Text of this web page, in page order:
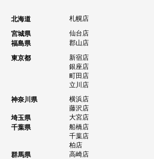
北海道
札幌店
宮城県
仙台店
福島県
郡山店
東京都
新宿店
銀座店
町田店
立川店
神奈川県
横浜店
藤沢店
埼玉県
大宮店
千葉県
船橋店
千葉店
柏店
群馬県
高崎店